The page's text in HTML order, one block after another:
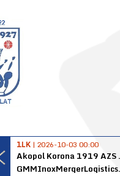
1LK | 2026-10-03 00:00